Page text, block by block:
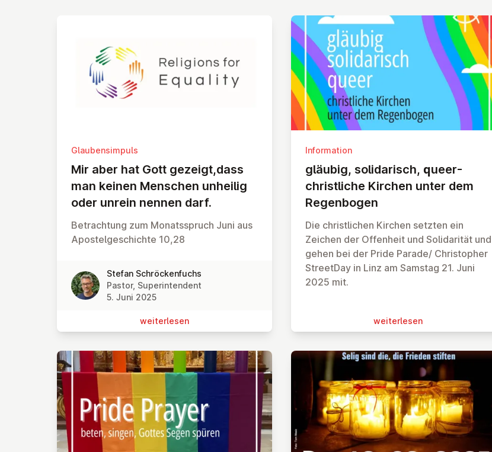
Glaubensimpuls
Mir aber hat Gott gezeigt,dass
man keinen Menschen unheilig
oder unrein nennen darf.
Betrachtung zum Monatsspruch Juni aus
Apostelgeschichte 10,28
Stefan Schröckenfuchs
Pastor, Superintendent
5. Juni 2025
wei­ter­le­sen
Information
gläubig, so­li­da­risch, queer-
christ­li­che Kirchen unter dem
Re­gen­bo­gen
Die christlichen Kirchen setzten ein
Zeichen der Offenheit und Solidarität und
gehen bei der Pride Parade/ Christopher
StreetDay in Linz am Samstag 21. Juni
2025 mit.
wei­ter­le­sen